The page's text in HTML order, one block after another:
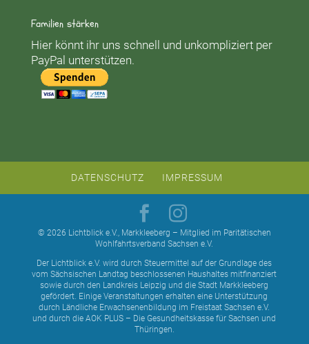
Familien stärken
Hier könnt ihr uns schnell und unkompliziert per
PayPal unterstützen.
DATENSCHUTZ IMPRESSUM
© 2026 Lichtblick e.V., Markkleeberg – Mitglied im Paritätischen
Wohlfahrtsverband Sachsen e.V.
Der Lichtblick e.V. wird durch Steuermittel auf der Grundlage des
vom Sächsischen Landtag beschlossenen Haushaltes mitfinanziert
sowie durch den Landkreis Leipzig und die Stadt Markkleeberg
gefördert. Einige Veranstaltungen erhalten eine Unterstützung
durch Ländliche Erwachsenenbildung im Freistaat Sachsen e.V.
und durch die AOK PLUS – Die Gesundheitskasse für Sachsen und
Thüringen.